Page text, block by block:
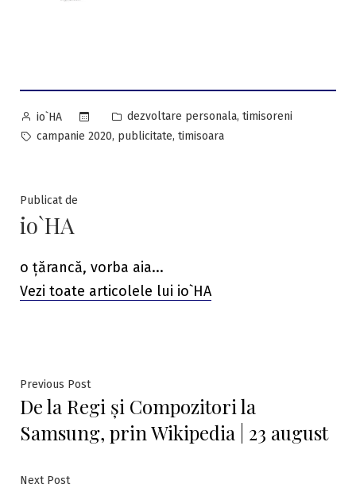
Posted
by
io`HA
Posted
in
dezvoltare personala, timisoreni
Tags:
campanie 2020, publicitate, timisoara
Publicat de
io`HA
o țărancă, vorba aia...
Vezi toate articolele lui io`HA
Navigare
în
articole
Previous PostPrevious
post:
De la Regi și Compozitori la
Samsung, prin Wikipedia | 23 august
Next PostNext